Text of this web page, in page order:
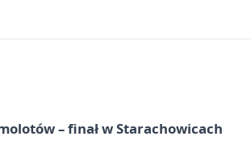
– finał w Starachowicach